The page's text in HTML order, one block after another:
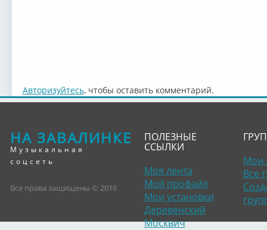
Авторизуйтесь, чтобы оставить комментарий.
НА ЗАВАЛИНКЕ
Музыкальная
соцсеть
Все права защищены © 2016
ПОЛЕЗНЫЕ
ССЫЛКИ
Моя лента
Мой профайл
Мои установки
Деревенский
Москвич
Мои
Все